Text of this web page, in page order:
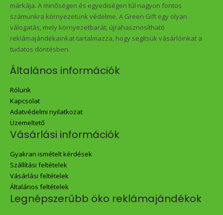
márkája. A minőségen és egyediségen túl nagyon fontos
számunkra környezetünk védelme. A Green Gift egy olyan
válogatás, mely környezetbarát, újrahasznosítható
reklámajándékainkat tartalmazza, hogy segítsük vásárlóinkat a
tudatos döntésben.
Általános információk
Rólunk
Kapcsolat
Adatvédelmi nyilatkozat
Üzemeltető
Vásárlási információk
Gyakran ismételt kérdések
Szállítási feltételek
Vásárlási feltételek
Általános feltételek
Legnépszerűbb öko reklámajándékok